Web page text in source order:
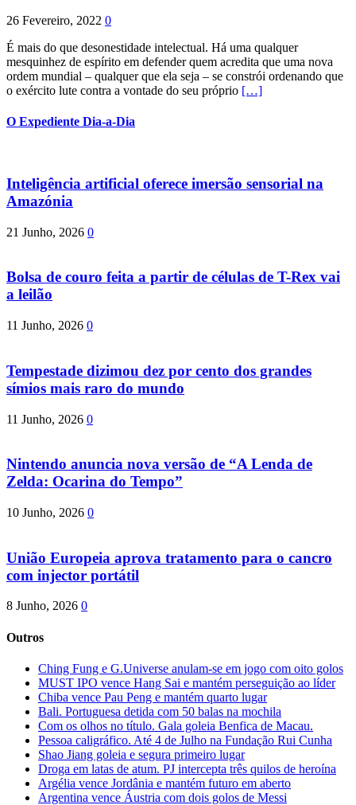
26 Fevereiro, 2022 0
É mais do que desonestidade intelectual. Há uma qualquer
mesquinhez de espírito em defender quem acredita que uma nova
ordem mundial – qualquer que ela seja – se constrói ordenando que
o exército lute contra a vontade do seu próprio […]
O Expediente Dia-a-Dia
Inteligência artificial oferece imersão sensorial na
Amazónia
21 Junho, 2026 0
Bolsa de couro feita a partir de células de T-Rex vai
a leilão
11 Junho, 2026 0
Tempestade dizimou dez por cento dos grandes
símios mais raro do mundo
11 Junho, 2026 0
Nintendo anuncia nova versão de “A Lenda de
Zelda: Ocarina do Tempo”
10 Junho, 2026 0
União Europeia aprova tratamento para o cancro
com injector portátil
8 Junho, 2026 0
Outros
Ching Fung e G.Universe anulam-se em jogo com oito golos
MUST IPO vence Hang Sai e mantém perseguição ao líder
Chiba vence Pau Peng e mantém quarto lugar
Bali. Portuguesa detida com 50 balas na mochila
Com os olhos no título. Gala goleia Benfica de Macau.
Pessoa caligráfico. Até 4 de Julho na Fundação Rui Cunha
Shao Jiang goleia e segura primeiro lugar
Droga em latas de atum. PJ intercepta três quilos de heroína
Argélia vence Jordânia e mantém futuro em aberto
Argentina vence Áustria com dois golos de Messi